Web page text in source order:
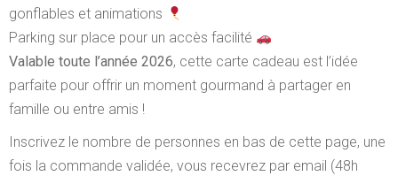
gonflables et animations
Parking sur place pour un accès facilité
Valable toute l’année 2026, cette carte cadeau est l’idée
parfaite pour offrir un moment gourmand à partager en
famille ou entre amis !
Inscrivez le nombre de personnes en bas de cette page, une
fois la commande validée, vous recevrez par email (48h